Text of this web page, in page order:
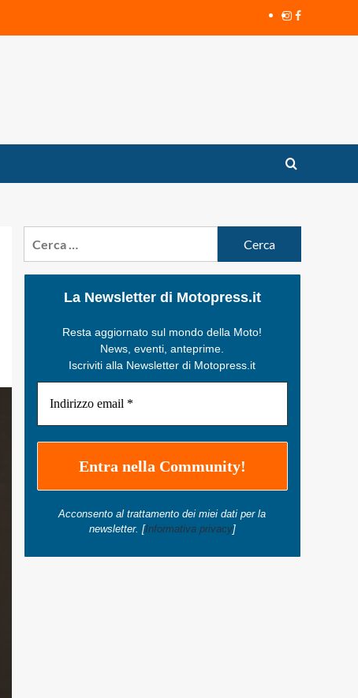
Instagram
Facebook
La Newsletter di Motopress.it
Resta aggiornato sul mondo della Moto!
News, eventi, anteprime.
Iscriviti alla Newsletter di Motopress.it
Acconsento al trattamento dei miei dati per la
newsletter. [Informativa privacy]